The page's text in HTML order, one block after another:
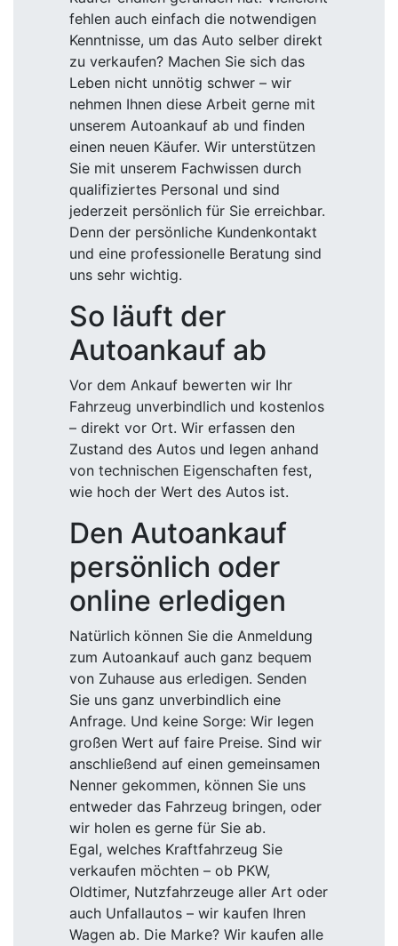
fehlen auch einfach die notwendigen
Kenntnisse, um das Auto selber direkt
zu verkaufen? Machen Sie sich das
Leben nicht unnötig schwer – wir
nehmen Ihnen diese Arbeit gerne mit
unserem Autoankauf ab und finden
einen neuen Käufer. Wir unterstützen
Sie mit unserem Fachwissen durch
qualifiziertes Personal und sind
jederzeit persönlich für Sie erreichbar.
Denn der persönliche Kundenkontakt
und eine professionelle Beratung sind
uns sehr wichtig.
So läuft der
Autoankauf ab
Vor dem Ankauf bewerten wir Ihr
Fahrzeug unverbindlich und kostenlos
– direkt vor Ort. Wir erfassen den
Zustand des Autos und legen anhand
von technischen Eigenschaften fest,
wie hoch der Wert des Autos ist.
Den Autoankauf
persönlich oder
online erledigen
Natürlich können Sie die Anmeldung
zum Autoankauf auch ganz bequem
von Zuhause aus erledigen. Senden
Sie uns ganz unverbindlich eine
Anfrage. Und keine Sorge: Wir legen
großen Wert auf faire Preise. Sind wir
anschließend auf einen gemeinsamen
Nenner gekommen, können Sie uns
entweder das Fahrzeug bringen, oder
wir holen es gerne für Sie ab.
Egal, welches Kraftfahrzeug Sie
verkaufen möchten – ob PKW,
Oldtimer, Nutzfahrzeuge aller Art oder
auch Unfallautos – wir kaufen Ihren
Wagen ab. Die Marke? Wir kaufen alle